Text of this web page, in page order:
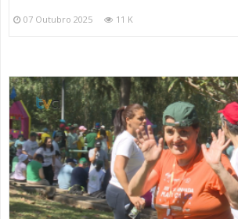
07 Outubro 2025 11 K